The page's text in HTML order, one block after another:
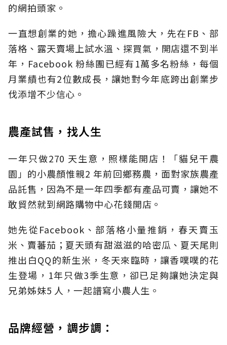
的網拍頭家。
一直想創業的她，擔心躁進風險大，先在FB、部
落格、露天賣場上試水溫、探買氣，開店還不到半
年，Facebook 粉絲團已經有1萬多名粉絲，每個
月業績也有2位數成長，讓她對今年底跨出創業步
伐添增不少信心。
農產試售，找人生
一年只做270 天生意，照樣能開店！「貓兒干農
園」的小農顏惟親2 年前回鄉務農，面對家族農產
品託售，因為不是一年四季都有產品可賣，讓她不
敢貿然就到網路購物中心花錢開店。
她先從Facebook、部落格小量推銷，春天賣玉
米、賣蕃茄；夏天頭有甜滋滋的哈密瓜、夏天尾則
推出白QQ的新生米，冬天來臨時，讓香噗噗的花
生登場，1年只做3季生意，卻已足夠讓她決定與
兄弟姊妹5 人，一起譜寫小農人生。
品牌經營，調步調：